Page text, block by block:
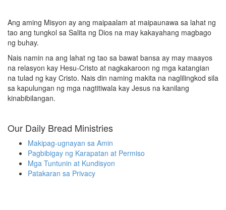
Ang aming Misyon ay ang maipaalam at maipaunawa sa lahat ng
tao ang tungkol sa Salita ng Dios na may kakayahang magbago
ng buhay.
Nais namin na ang lahat ng tao sa bawat bansa ay may maayos
na relasyon kay Hesu-Cristo at nagkakaroon ng mga katangian
na tulad ng kay Cristo. Nais din naming makita na naglilingkod sila
sa kapulungan ng mga nagtitiwala kay Jesus na kanilang
kinabibilangan.
Our Daily Bread Ministries
Makipag-ugnayan sa Amin
Pagbibigay ng Karapatan at Permiso
Mga Tuntunin at Kundisyon
Patakaran sa Privacy